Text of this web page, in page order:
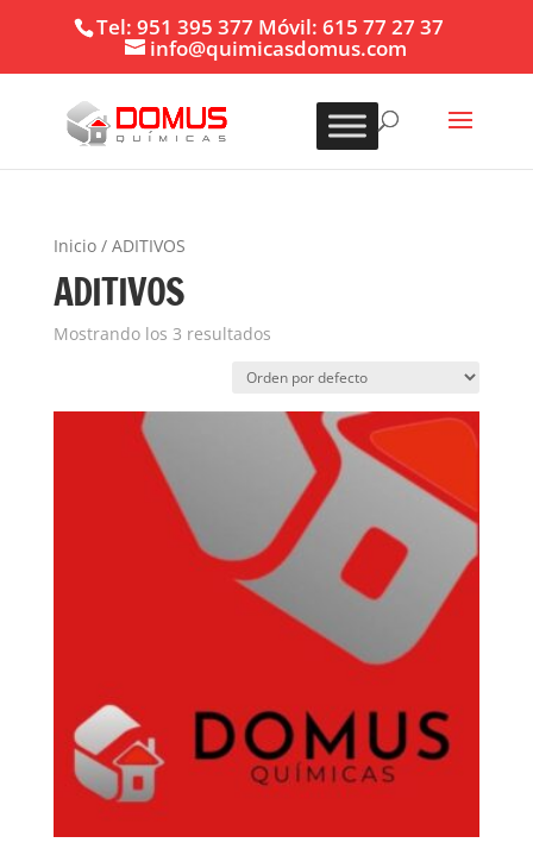
Tel: 951 395 377 Móvil: 615 77 27 37
info@quimicasdomus.com
Inicio/ ADITIVOS
ADITIVOS
Mostrando los 3 resultados